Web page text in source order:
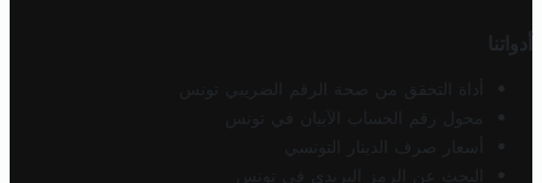
أدواتنا
أداة التحقق من صحة الرقم الضريبي تونس
محول رقم الحساب الآيبان في تونس
أسعار صرف الدينار التونسي
البحث عن الرمز البريدي في تونس